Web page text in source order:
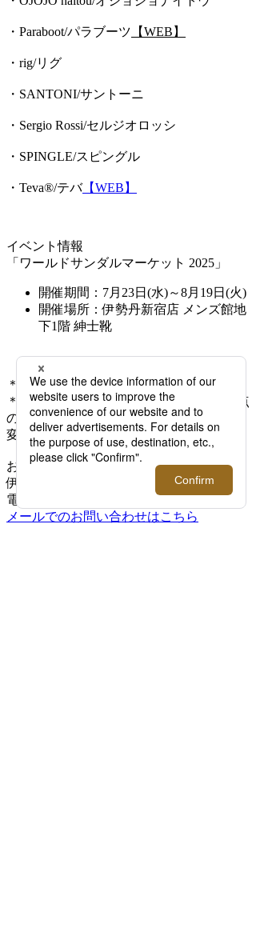
・Paraboot/パラブーツ 【WEB】
・rig/リグ
・SANTONI/サントーニ
・Sergio Rossi/セルジオロッシ
・SPINGLE/スピングル
・Teva®/テバ【WEB】
イベント情報
「ワールドサンダルマーケット 2025」
開催期間：7月23日(水)～8月19日(火)
開催場所：伊勢丹新宿店 メンズ館地
下1階 紳士靴
＊価格はすべて、税込です。
＊本記事に掲載された情報は、掲載日時点
のものです。商品の情報は予告なく改定、
変更させていただく場合がございます。
お問い合わせ
伊勢丹新宿店 メンズ館地下1階 紳士靴
電話03-3352-1111 大代表
メールでのお問い合わせはこちら